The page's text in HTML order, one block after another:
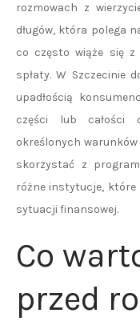
rozmowach z
długów, która polega
co często wiąże się z
spłaty. W Szczecinie
upadłością
części lub całości
określonych
skorzystać z
różne instytucje,
sytuacji finansowej.
Co
przed